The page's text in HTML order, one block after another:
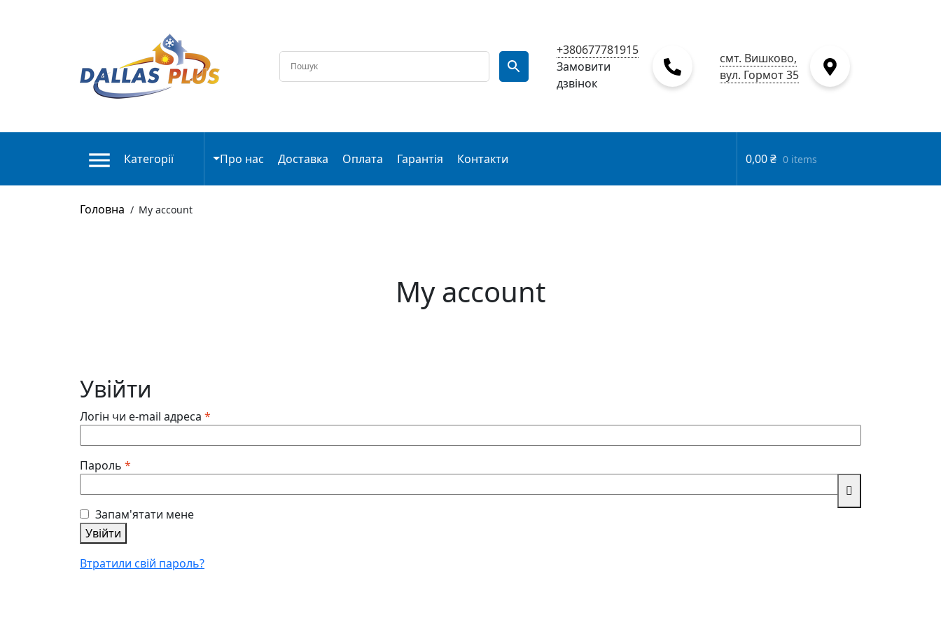
+380677781915
Замовити
дзвінок
смт. Вишково,
вул. Гормот 35
Категорії Про нас Доставка Оплата Гарантія Контакти 0,00₴ 0 items
Головна / My account
My account
Увійти
Логін чи e-mail адреса *
Пароль *
Запам'ятати мене
Увійти
Втратили свій пароль?